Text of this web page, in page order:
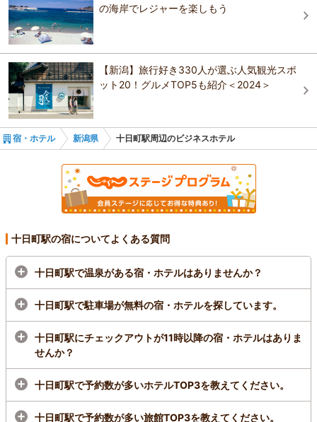
むいか温泉ホテル
五十沢温泉ゆもとかん
ホテルグリーンプラザ上越
ハツカ石温泉 石打ユングパルナス
上越国際の宿 ロッヂ ＹＯＵ
の海岸でレジャーを楽しもう
【新潟】旅行好き330人が選ぶ人気観光スポ
ット20！グルメTOP5も紹介＜2024＞
宿・ホテル 新潟県 十日町駅周辺のビジネスホテル
十日町駅の宿についてよくある質問
十日町駅で温泉がある宿・ホテルはありませんか？
十日町駅で駐車場が無料の宿・ホテルを探しています。
十日町駅にチェックアウトが11時以降の宿・ホテルはありま
せんか？
十日町駅で予約数が多いホテルTOP3を教えてください。
十日町駅で予約数が多い旅館TOP3を教えてください。